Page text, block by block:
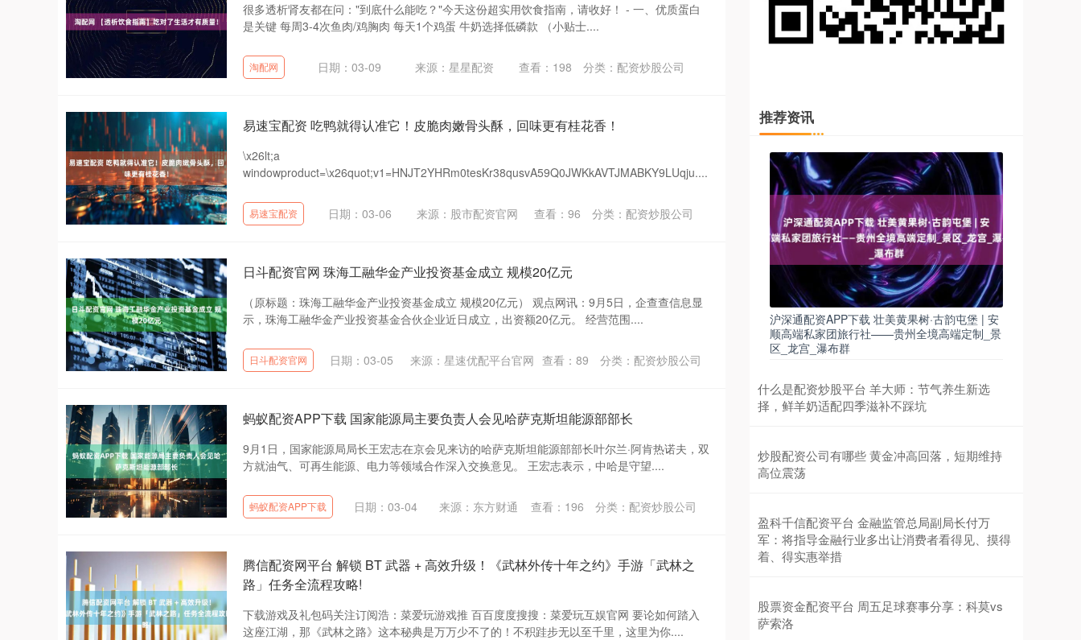
很多透析肾友都在问："到底什么能吃？"今天这份超实用饮食指南，请收好！ - 一、优质蛋白
是关键 每周3-4次鱼肉/鸡胸肉 每天1个鸡蛋 牛奶选择低磷款 （小贴士....
淘配网 日期：03-09 来源：星星配资 查看： 198 分类： 配资炒股公司
易速宝配资 吃鸭就得认准它！皮脆肉嫩骨头酥，回味更有桂花香！
\x26lt;a
windowproduct=\x26quot;v1=HNJT2YHRm0tesKr38qusvA59Q0JWKkAVTJMABKY9LUqju....
易速宝配资 日期：03-06 来源：股市配资官网 查看： 96 分类： 配资炒股公司
日斗配资官网 珠海工融华金产业投资基金成立 规模20亿元
（原标题：珠海工融华金产业投资基金成立 规模20亿元） 观点网讯：9月5日，企查查信息显
示，珠海工融华金产业投资基金合伙企业近日成立，出资额20亿元。 经营范围....
日斗配资官网 日期：03-05 来源：星速优配平台官网 查看： 89 分类： 配资炒股公司
蚂蚁配资APP下载 国家能源局主要负责人会见哈萨克斯坦能源部部长
9月1日，国家能源局局长王宏志在京会见来访的哈萨克斯坦能源部部长叶尔兰·阿肯热诺夫，双
方就油气、可再生能源、电力等领域合作深入交换意见。 王宏志表示，中哈是守望....
蚂蚁配资APP下载 日期：03-04 来源：东方财通 查看： 196 分类： 配资炒股公司
腾信配资网平台 解锁 BT 武器 + 高效升级！《武林外传十年之约》手游「武林之
路」任务全流程攻略!
下载游戏及礼包码关注订阅浩：菜爱玩游戏推 百百度度搜搜：菜爱玩互娱官网 要论如何踏入
这座江湖，那《武林之路》这本秘典是万万少不了的！不积跬步无以至千里，这里为你....
推荐资讯
沪深通配资APP下载 壮美黄果树·古韵屯堡 | 安
顺高端私家团旅行社——贵州全境高端定制_景
区_龙宫_瀑布群
什么是配资炒股平台 羊大师：节气养生新选
择，鲜羊奶适配四季滋补不踩坑
炒股配资公司有哪些 黄金冲高回落，短期维持
高位震荡
盈科千信配资平台 金融监管总局副局长付万
军：将指导金融行业多出让消费者看得见、摸得
着、得实惠举措
股票资金配资平台 周五足球赛事分享：科莫vs
萨索洛